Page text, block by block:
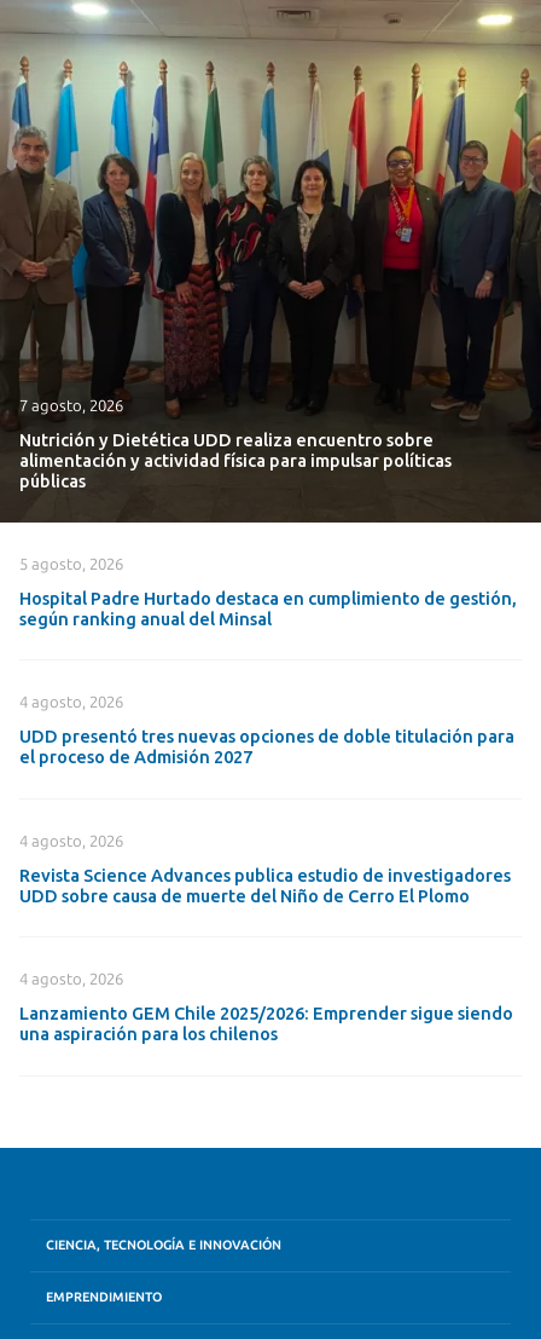
7 agosto, 2026
Nutrición y Dietética UDD realiza encuentro sobre
alimentación y actividad física para impulsar políticas
públicas
5 agosto, 2026
Hospital Padre Hurtado destaca en cumplimiento de gestión,
según ranking anual del Minsal
4 agosto, 2026
UDD presentó tres nuevas opciones de doble titulación para
el proceso de Admisión 2027
4 agosto, 2026
Revista Science Advances publica estudio de investigadores
UDD sobre causa de muerte del Niño de Cerro El Plomo
4 agosto, 2026
Lanzamiento GEM Chile 2025/2026: Emprender sigue siendo
una aspiración para los chilenos
CIENCIA, TECNOLOGÍA E INNOVACIÓN
EMPRENDIMIENTO